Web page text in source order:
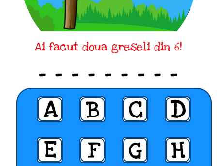
Ai facut doua greseli din 6!
_ _ _ _ _ _ _ _ _
A B C
D
E
F G
H